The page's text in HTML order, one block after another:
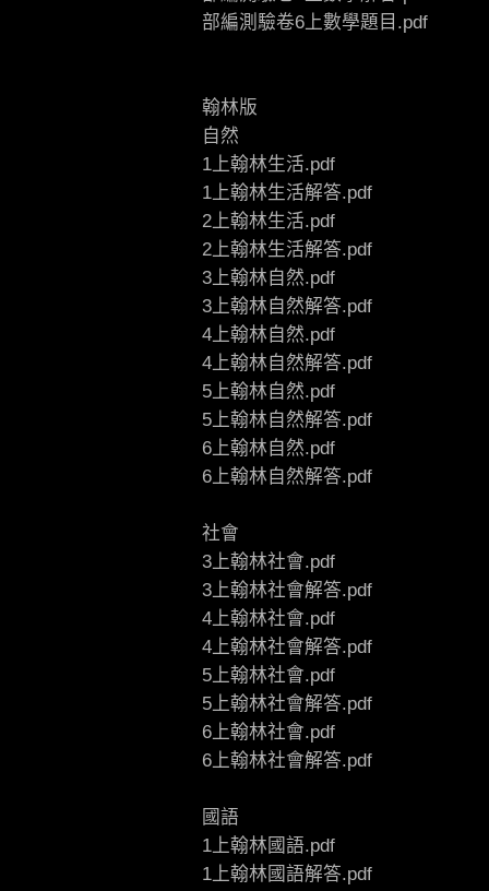
部編測驗卷6上數學題目.pdf
翰林版
自然
1上翰林生活.pdf
1上翰林生活解答.pdf
2上翰林生活.pdf
2上翰林生活解答.pdf
3上翰林自然.pdf
3上翰林自然解答.pdf
4上翰林自然.pdf
4上翰林自然解答.pdf
5上翰林自然.pdf
5上翰林自然解答.pdf
6上翰林自然.pdf
6上翰林自然解答.pdf
社會
3上翰林社會.pdf
3上翰林社會解答.pdf
4上翰林社會.pdf
4上翰林社會解答.pdf
5上翰林社會.pdf
5上翰林社會解答.pdf
6上翰林社會.pdf
6上翰林社會解答.pdf
國語
1上翰林國語.pdf
1上翰林國語解答.pdf